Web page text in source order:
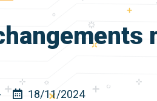
18/11/2024